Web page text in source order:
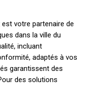
est votre partenaire de
dans la ville du
incluant
adaptés à vos
garantissent des
des solutions